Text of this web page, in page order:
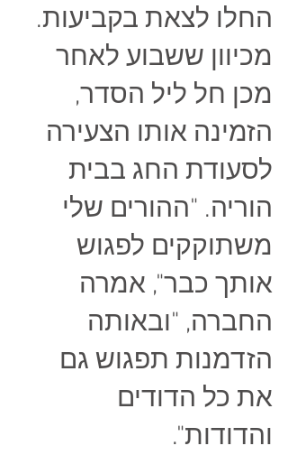
החלו לצאת בקביעות.
מכיוון ששבוע לאחר
מכן חל ליל הסדר,
הזמינה אותו הצעירה
לסעודת החג בבית
הוריה. "ההורים שלי
משתוקקים לפגוש
אותך כבר", אמרה
החברה, "ובאותה
הזדמנות תפגוש גם
את כל הדודים
והדודות".